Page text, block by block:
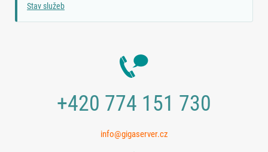
Stav služeb
+420 774 151 730
info@gigaserver.cz